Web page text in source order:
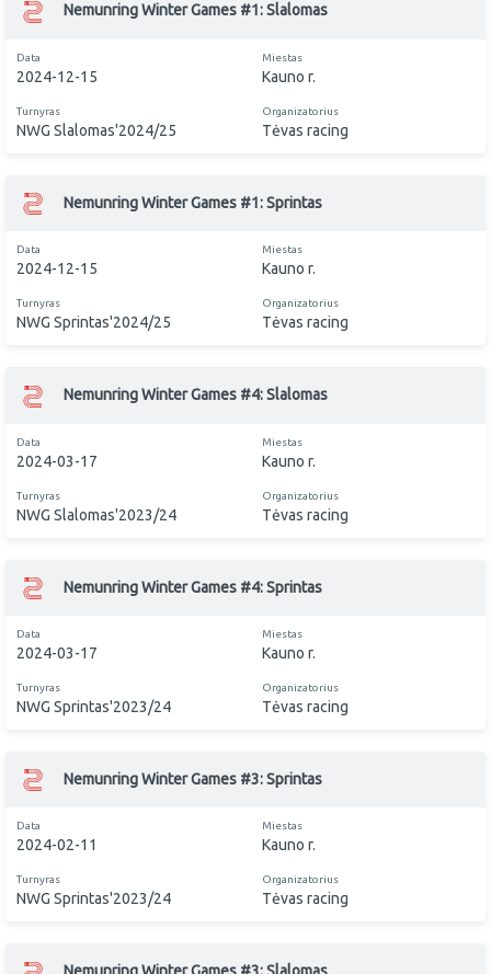
Nemunring Winter Games #1: Slalomas
Data
2024-12-15
Miestas
Kauno r.
Turnyras
NWG Slalomas'2024/25
Organizatorius
Tėvas racing
Nemunring Winter Games #1: Sprintas
Data
2024-12-15
Miestas
Kauno r.
Turnyras
NWG Sprintas'2024/25
Organizatorius
Tėvas racing
Nemunring Winter Games #4: Slalomas
Data
2024-03-17
Miestas
Kauno r.
Turnyras
NWG Slalomas'2023/24
Organizatorius
Tėvas racing
Nemunring Winter Games #4: Sprintas
Data
2024-03-17
Miestas
Kauno r.
Turnyras
NWG Sprintas'2023/24
Organizatorius
Tėvas racing
Nemunring Winter Games #3: Sprintas
Data
2024-02-11
Miestas
Kauno r.
Turnyras
NWG Sprintas'2023/24
Organizatorius
Tėvas racing